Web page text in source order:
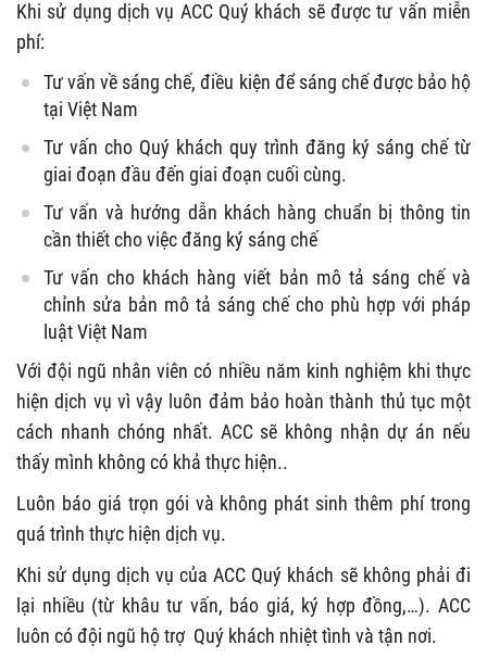
Khi sử dụng dịch vụ ACC Quý khách sẽ được tư vấn miễn
phí:
Tư vấn về sáng chế, điều kiện để sáng chế được bảo hộ
tại Việt Nam
Tư vấn cho Quý khách quy trình đăng ký sáng chế từ
giai đoạn đầu đến giai đoạn cuối cùng.
Tư vấn và hướng dẫn khách hàng chuẩn bị thông tin
cần thiết cho việc đăng ký sáng chế
Tư vấn cho khách hàng viết bản mô tả sáng chế và
chỉnh sửa bản mô tả sáng chế cho phù hợp với pháp
luật Việt Nam
Với đội ngũ nhân viên có nhiều năm kinh nghiệm khi thực
hiện dịch vụ vì vậy luôn đảm bảo hoàn thành thủ tục một
cách nhanh chóng nhất. ACC sẽ không nhận dự án nếu
thấy mình không có khả thực hiện..
Luôn báo giá trọn gói và không phát sinh thêm phí trong
quá trình thực hiện dịch vụ.
Khi sử dụng dịch vụ của ACC Quý khách sẽ không phải đi
lại nhiều (từ khâu tư vấn, báo giá, ký hợp đồng,…). ACC
luôn có đội ngũ hộ trợ Quý khách nhiệt tình và tận nơi.